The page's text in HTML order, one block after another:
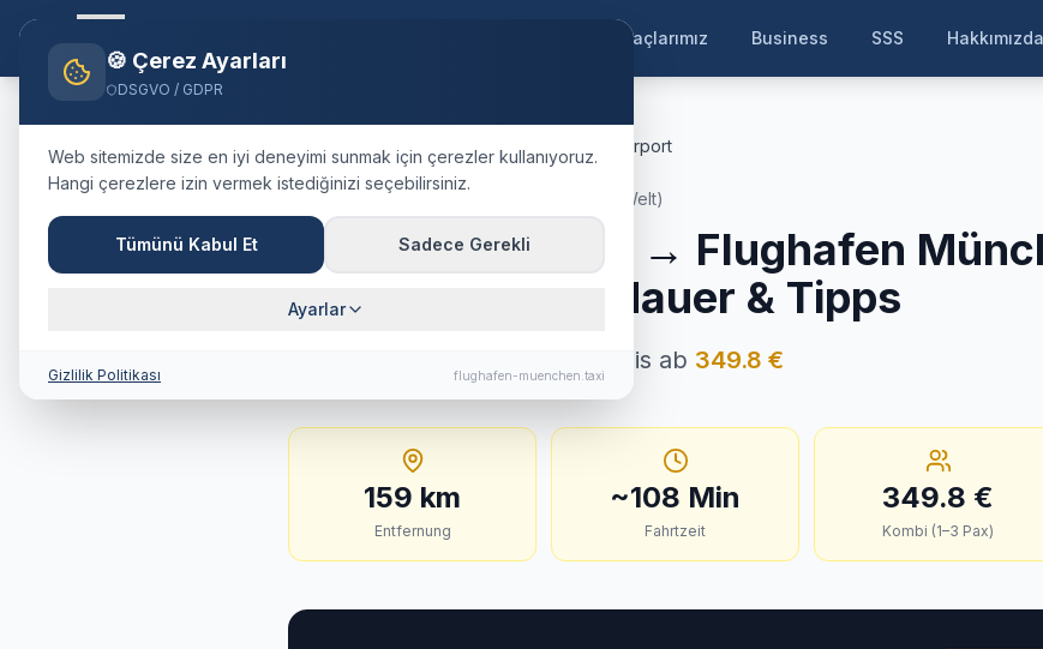
Araçlarımız Business SSS Hakkımızda
Home Blog Taxi Westendorf München Airport
🇦🇹 Österreich Bezirk Kitzbühel, Tirol (SkiWelt)
Taxi Westendorf → Flughafen
Festpreis, Fahrtdauer & Tipps
159 km · ca. 108 Min. · Festpreis ab 349.8 €
159 km
Entfernung
~108 Min
Fahrtzeit
349.8 €
Kombi (1–3 Pax)
🍪 Çerez Ayarları
DSGVO / GDPR
Web sitemizde size en iyi deneyimi sunmak için çerezler kullanıyoruz.
Hangi çerezlere izin vermek istediğinizi seçebilirsiniz.
Tümünü Kabul Et Sadece Gerekli
Ayarlar
Gizlilik Politikası flughafen-muenchen.taxi